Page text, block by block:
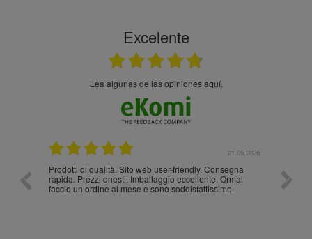
Excelente
Lea algunas de las opiniones aquí.
21.05.2026
Prodotti di qualità. Sito web user-friendly. Consegna
rapida. Prezzi onesti. Imballaggio eccellente. Ormai
faccio un ordine al mese e sono soddisfattissimo.
10/10